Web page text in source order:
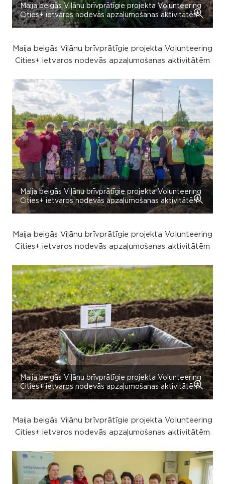
Maija beigās Viļānu brīvprātīgie projekta Volunteering
Cities+ ietvaros nodevās apzaļumošanas aktivitātēm
Maija beigās Viļānu brīvprātīgie projekta Volunteering
Cities+ ietvaros nodevās apzaļumošanas aktivitātēm
Maija beigās Viļānu brīvprātīgie projekta Volunteering
Cities+ ietvaros nodevās apzaļumošanas aktivitātēm
Maija beigās Viļānu brīvprātīgie projekta Volunteering
Cities+ ietvaros nodevās apzaļumošanas aktivitātēm
Maija beigās Viļānu brīvprātīgie projekta Volunteering
Cities+ ietvaros nodevās apzaļumošanas aktivitātēm
Maija beigās Viļānu brīvprātīgie projekta Volunteering
Cities+ ietvaros nodevās apzaļumošanas aktivitātēm